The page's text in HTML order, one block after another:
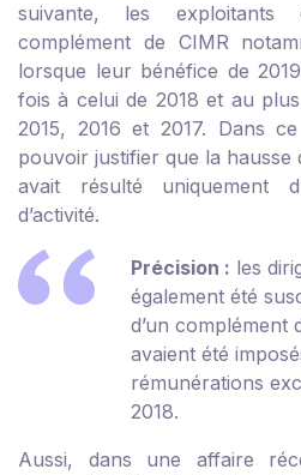
suivante, les
complément de CIMR
lorsque leur bénéfice de
fois à celui de 2018 et au
2015, 2016 et 2017. Dans
pouvoir justifier que la hausse
avait résulté uniquement
d’activité.
Précision : les
également été
d’un complément
avaient été
rémunérations
2018.
Aussi, dans une affaire